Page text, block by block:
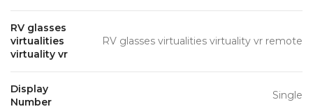
RV glasses
virtualities
virtuality vr
RV glasses virtualities virtuality vr remote
Display
Number
Single